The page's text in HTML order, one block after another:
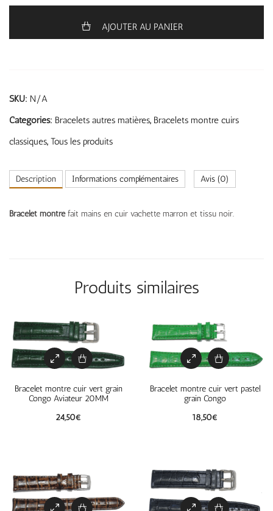
AJOUTER AU PANIER
SKU: N/A
Categories: Bracelets autres matières, Bracelets montre cuirs
classiques, Tous les produits
Description Informations complémentaires Avis (0)
Bracelet montrefait mains en cuir vachette marron et tissu noir.
Produits similaires
Bracelet montre cuir vert grain
Congo Aviateur 20MM
24,50€
Bracelet montre cuir vert pastel
grain Congo
18,50€